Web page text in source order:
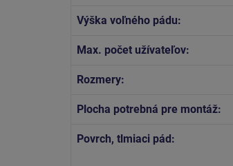
Výška voľného pádu:
Max. počet užívateľov:
Rozmery:
Plocha potrebná pre montáž:
Povrch, tlmiaci pád: